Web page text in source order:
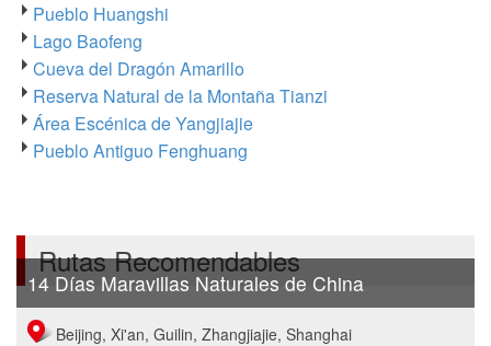
Pueblo Huangshi
Lago Baofeng
Cueva del Dragón Amarillo
Reserva Natural de la Montaña Tianzi
Área Escénica de Yangjiajie
Pueblo Antiguo Fenghuang
Rutas Recomendables
14 Días Maravillas Naturales de China
Beijing, Xi'an, Guilin, Zhangjiajie, Shanghai